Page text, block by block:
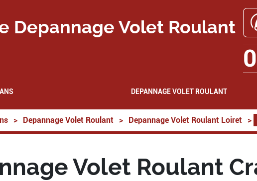
Depannage Volet Roulant
DEPANNAGE VOLET ROULANT
> Depannage Volet Roulant > Depannage Volet Roulant Loiret >
Volet Roulant